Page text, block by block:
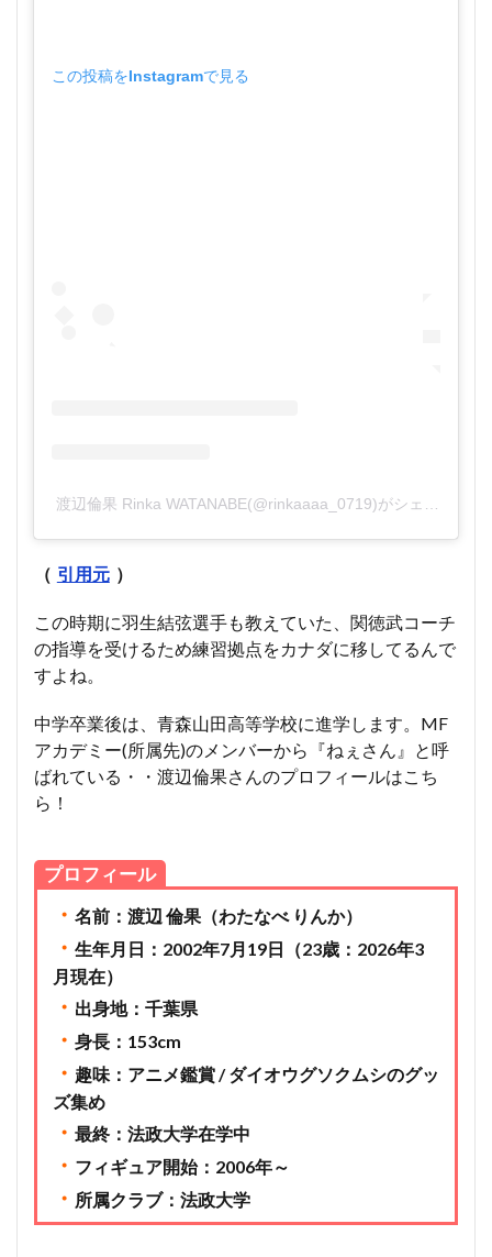
この投稿をInstagramで見る
渡辺倫果 Rinka WATANABE(@rinkaaaa_0719)がシェアした投稿
（ 引用元 ）
この時期に羽生結弦選手も教えていた、関徳武コーチ
の指導を受けるため練習拠点をカナダに移してるんで
すよね。
中学卒業後は、青森山田高等学校に進学します。MF
アカデミー(所属先)のメンバーから『ねぇさん』と呼
ばれている・・渡辺倫果さんのプロフィールはこち
ら！
プロフィール
・ 名前：渡辺 倫果（わたなべ りんか）
・ 生年月日：2002年7月19日（23歳：2026年3
月現在）
・ 出身地：千葉県
・ 身長：153cm
・ 趣味：アニメ鑑賞 / ダイオウグソクムシのグッ
ズ集め
・ 最終：法政大学在学中
・ フィギュア開始：2006年～
・ 所属クラブ：法政大学